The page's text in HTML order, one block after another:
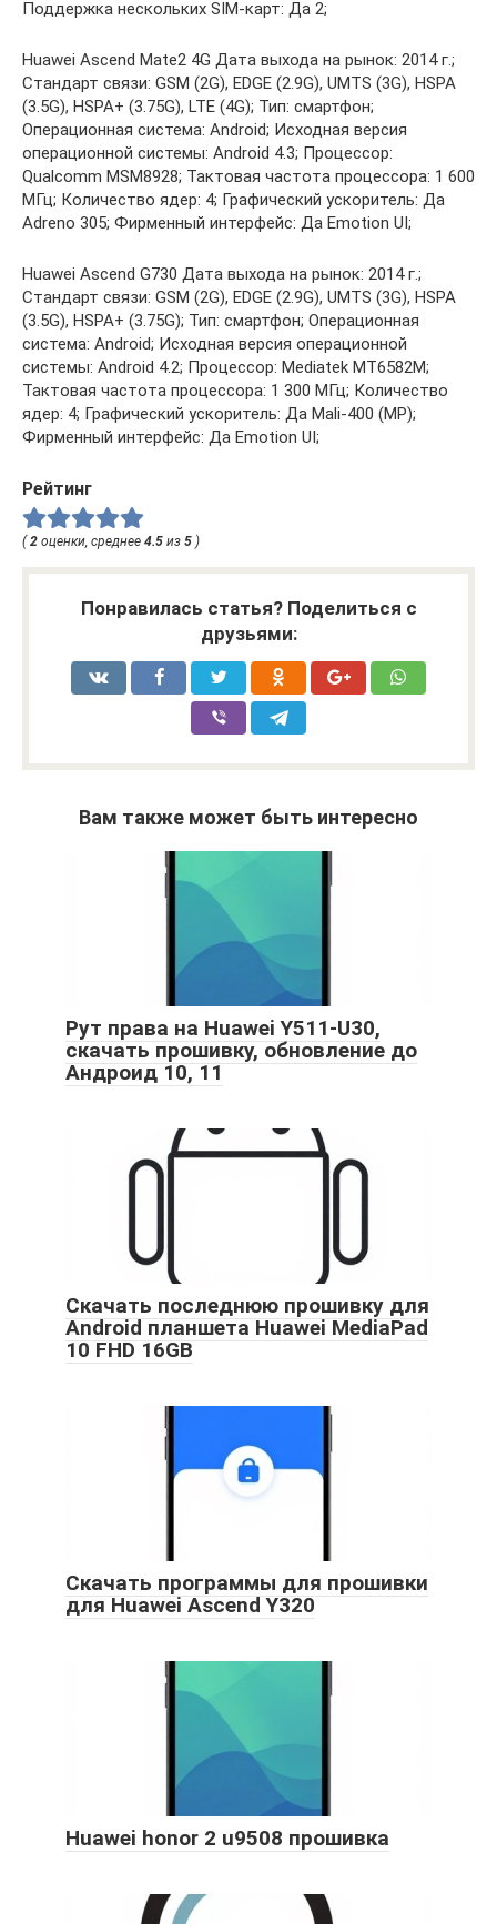
Поддержка нескольких SIM-карт: Да 2;
Huawei Ascend Mate2 4G Дата выхода на рынок: 2014 г.;
Стандарт связи: GSM (2G), EDGE (2.9G), UMTS (3G), HSPA
(3.5G), HSPA+ (3.75G), LTE (4G); Тип: смартфон;
Операционная система: Android; Исходная версия
операционной системы: Android 4.3; Процессор:
Qualcomm MSM8928; Тактовая частота процессора: 1 600
МГц; Количество ядер: 4; Графический ускоритель: Да
Adreno 305; Фирменный интерфейс: Да Emotion UI;
Huawei Ascend G730 Дата выхода на рынок: 2014 г.;
Стандарт связи: GSM (2G), EDGE (2.9G), UMTS (3G), HSPA
(3.5G), HSPA+ (3.75G); Тип: смартфон; Операционная
система: Android; Исходная версия операционной
системы: Android 4.2; Процессор: Mediatek MT6582M;
Тактовая частота процессора: 1 300 МГц; Количество
ядер: 4; Графический ускоритель: Да Mali-400 (MP);
Фирменный интерфейс: Да Emotion UI;
Рейтинг
(2 оценки, среднее 4.5 из 5 )
Понравилась статья? Поделиться с
друзьями:
Вам также может быть интересно
Рут права на Huawei Y511-U30,
скачать прошивку, обновление до
Андроид 10, 11
Скачать последнюю прошивку для
Android планшета Huawei MediaPad
10 FHD 16GB
Скачать программы для прошивки
для Huawei Ascend Y320
Huawei honor 2 u9508 прошивка